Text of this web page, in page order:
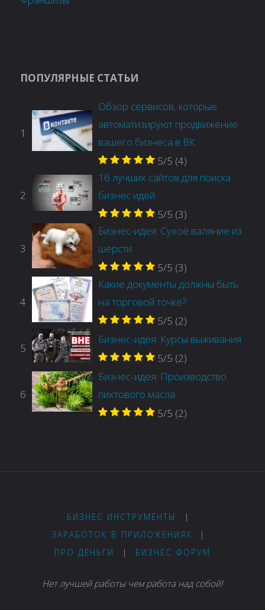
ПОПУЛЯРНЫЕ СТАТЬИ
1
Обзор сервисов, которые
автоматизируют продвижение
вашего бизнеса в ВК
5/5 (4)
2
16 лучших сайтов для поиска
бизнес идей
5/5 (3)
3
Бизнес-идея: Сухое валяние из
шерсти
5/5 (3)
4
Какие документы должны быть
на торговой точке?
5/5 (2)
5
Бизнес-идея: Курсы выживания
5/5 (2)
6
Бизнес-идея: Производство
пихтового масла
5/5 (2)
БИЗНЕС ИНСТРУМЕНТЫ
|
ЗАРАБОТОК В ПРИЛОЖЕНИЯХ
|
ПРО ДЕНЬГИ
| БИЗНЕС ФОРУМ
Нет лучшей работы чем работа над собой!